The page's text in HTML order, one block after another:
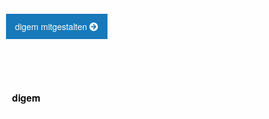
digem mitgestalten
digem